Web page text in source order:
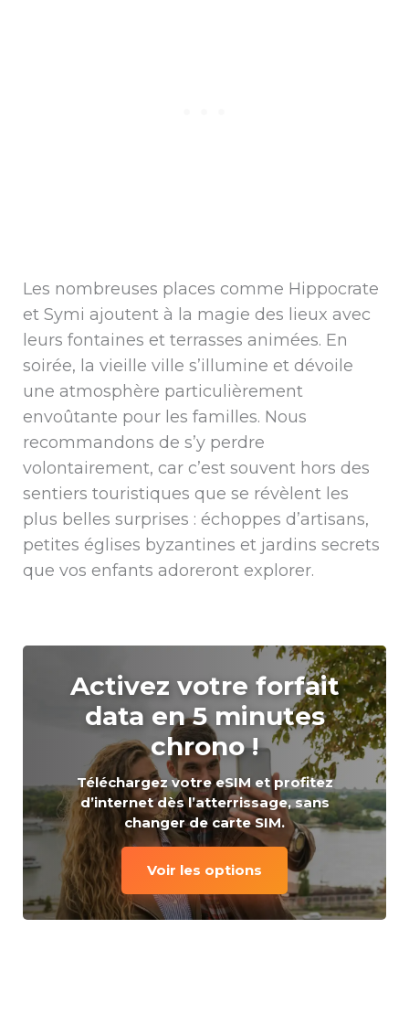
Les nombreuses places comme Hippocrate
et Symi ajoutent à la magie des lieux avec
leurs fontaines et terrasses animées. En
soirée, la vieille ville s’illumine et dévoile
une atmosphère particulièrement
envoûtante pour les familles. Nous
recommandons de s’y perdre
volontairement, car c’est souvent hors des
sentiers touristiques que se révèlent les
plus belles surprises : échoppes d’artisans,
petites églises byzantines et jardins secrets
que vos enfants adoreront explorer.
Activez votre forfait
data en 5 minutes
chrono !
Téléchargez votre eSIM et profitez
d’internet dès l’atterrissage, sans
changer de carte SIM.
Voir les options